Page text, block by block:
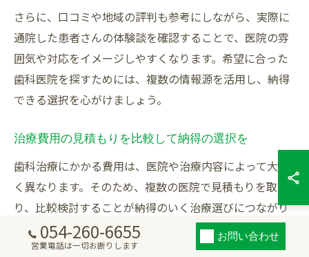
さらに、口コミや地域の評判も参考にしながら、実際に
通院した患者さんの体験談を確認することで、医院の雰
囲気や対応をイメージしやすくなります。希望に合った
歯科医院を探すためには、複数の情報源を活用し、納得
できる選択を心がけましょう。
治療費用の見積もりを比較して納得の選択を
歯科治療にかかる費用は、医院や治療内容によって大き
く異なります。そのため、複数の医院で見積もりを取
り、比較検討することが納得のいく治療選びにつながり
ます。静岡県静岡市浜松市浜名区でも、治療前に費用の
明細や内訳を提示してくれる医院が増えてきており、患
054-260-6655
営業電話は一切お断りします
お問い合わせ